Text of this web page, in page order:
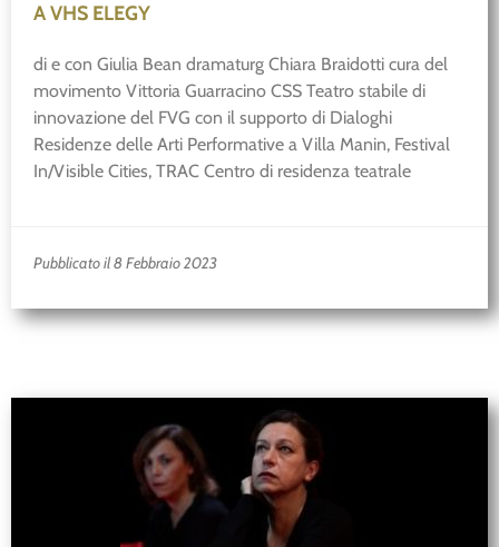
A VHS ELEGY
di e con Giulia Bean dramaturg Chiara Braidotti cura del
movimento Vittoria Guarracino CSS Teatro stabile di
innovazione del FVG con il supporto di Dialoghi
Residenze delle Arti Performative a Villa Manin, Festival
In/Visible Cities, TRAC Centro di residenza teatrale
Pubblicato il 8 Febbraio 2023